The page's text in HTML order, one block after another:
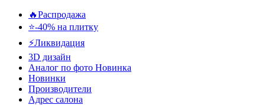
🔥Распродажа
⭐-40% на плитку
⚡️Ликвидация
3D дизайн
Аналог по фото Новинка
Новинки
Производители
Адрес салона